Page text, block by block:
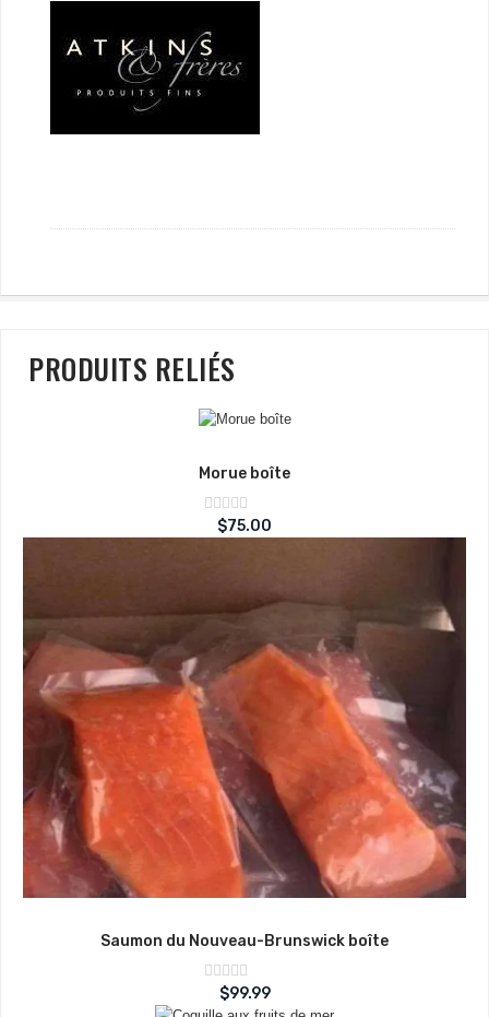
PRODUITS RELIÉS
Morue boîte
Note
0sur
$75.00
Saumon du Nouveau-Brunswick boîte
Note
0 sur
$99.99